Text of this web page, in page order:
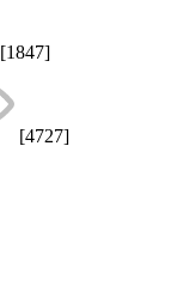
[1847]
[4727]